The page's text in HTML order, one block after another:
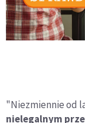
"Niezmiennie od
nielegalnym